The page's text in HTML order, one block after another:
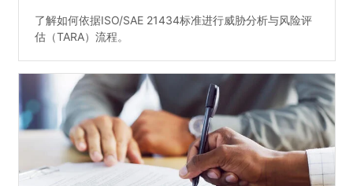
了解如何依据ISO/SAE 21434标准进行威胁分析与风险评
估（TARA）流程。